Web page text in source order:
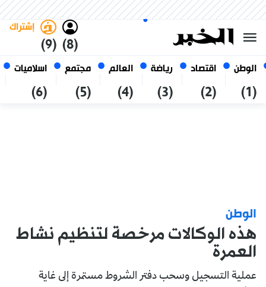
الوطن
(1)
اقتصاد
(2)
رياضة
(3)
العالم
(4)
مجتمع
(5)
اسلاميات
(6)
(8)
إشتراك
(9)
07 أغسطس 2026
الجزائر
الوطن
هذه الوكالات مرخصة لتنظيم نشاط
العمرة
عملية التسجيل وسحب دفتر الشروط مستمرة إلى غاية